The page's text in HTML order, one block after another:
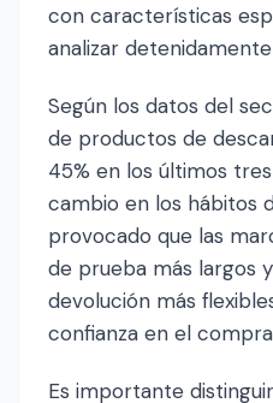
con características
analizar
Según los datos del
de productos de
45% en los últimos
cambio en los hábitos
provocado que las
de prueba más largos
devolución más
confianza en el
Es importante